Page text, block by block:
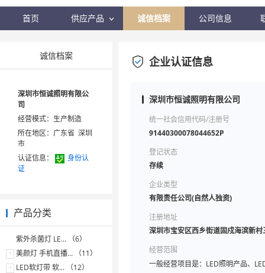
首页 供应产品 诚信档案 公司信息
诚信档案
深圳市恒诚照明有限公
司
经营模式：生产制造
所在地区：广东省 深圳
市
认证信息：
身份认
证
产品分类
紫外杀菌灯 LE... （6）
+ 美颜灯 手机直播... （11）
+ LED软灯带 软... （12）
企业认证信息
深圳市恒诚照明有限公司
统一社会信用代码/注册号
91440300078044652P
登记状态
存续
企业类型
有限责任公司(自然人独资)
注册地址
深圳市宝安区西乡街道固戍海滨新
经营范围
一般经营项目是：LED照明产品、